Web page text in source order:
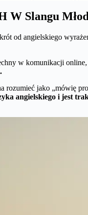
W Slangu
od angielskiego
w komunikacji
rozumieć jako „mówię
angielskiego i jest